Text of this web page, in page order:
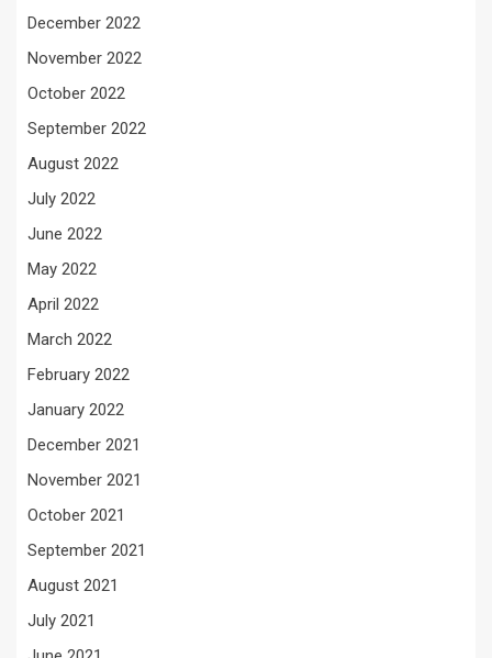
December 2022
November 2022
October 2022
September 2022
August 2022
July 2022
June 2022
May 2022
April 2022
March 2022
February 2022
January 2022
December 2021
November 2021
October 2021
September 2021
August 2021
July 2021